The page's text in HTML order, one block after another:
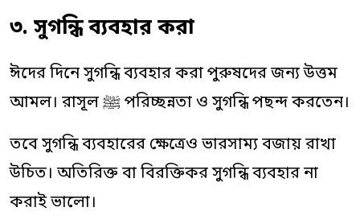
৩. সুগন্ধি ব্যবহার করা
ঈদের দিনে সুগন্ধি ব্যবহার করা পুরুষদের জন্য উত্তম
আমল। রাসূল ﷺ পরিচ্ছন্নতা ও সুগন্ধি পছন্দ করতেন।
তবে সুগন্ধি ব্যবহারের ক্ষেত্রেও ভারসাম্য বজায় রাখা
উচিত। অতিরিক্ত বা বিরক্তিকর সুগন্ধি ব্যবহার না
করাই ভালো।